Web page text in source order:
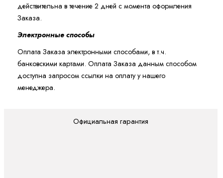
действительна в течение 2 дней с момента оформления
Заказа.
Электронные способы
Оплата Заказа электронными способами, в т.ч.
банковскими картами. Оплата Заказа данным способом
доступна запросом ссылки на оплату у нашего
менеджера.
Официальная гарантия